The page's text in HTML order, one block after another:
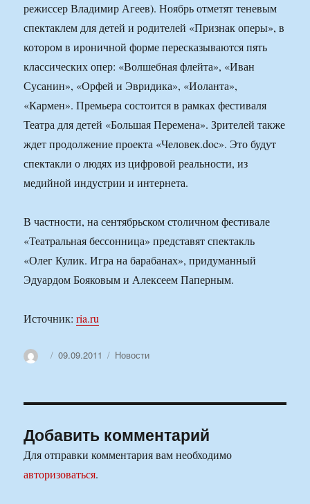
режиссер Владимир Агеев). Ноябрь отметят теневым
спектаклем для детей и родителей «Признак оперы», в
котором в ироничной форме пересказываются пять
классических опер: «Волшебная флейта», «Иван
Сусанин», «Орфей и Эвридика», «Иоланта»,
«Кармен». Премьера состоится в рамках фестиваля
Театра для детей «Большая Перемена». Зрителей также
ждет продолжение проекта «Человек.doc». Это будут
спектакли о людях из цифровой реальности, из
медийной индустрии и интернета.
В частности, на сентябрьском столичном фестивале
«Театральная бессонница» представят спектакль
«Олег Кулик. Игра на барабанах», придуманный
Эдуардом Бояковым и Алексеем Паперным.
Источник:ria.ru
АвторОпубликовано
09.09.2011 Рубрики
Новости
Добавить комментарий
Для отправки комментария вам необходимо
авторизоваться.